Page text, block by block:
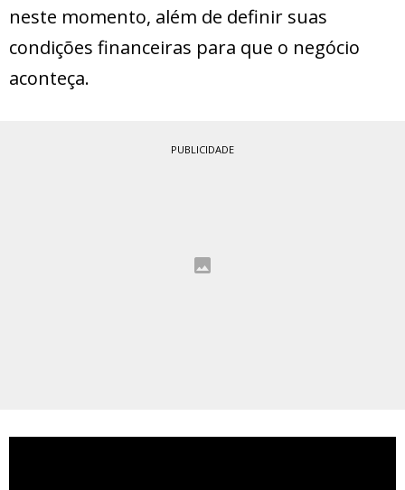
neste momento, além de definir suas
condições financeiras para que o negócio
aconteça.
PUBLICIDADE